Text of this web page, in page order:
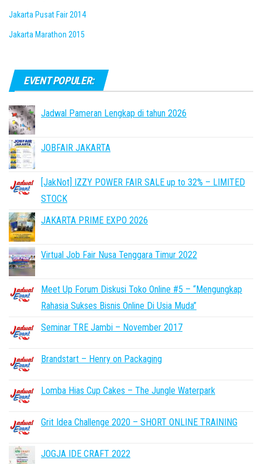
Jakarta Pusat Fair 2014
Jakarta Marathon 2015
EVENT POPULER:
Jadwal Pameran Lengkap di tahun 2026
JOBFAIR JAKARTA
[JakNot] IZZY POWER FAIR SALE up to 32% – LIMITED
STOCK
JAKARTA PRIME EXPO 2026
Virtual Job Fair Nusa Tenggara Timur 2022
Meet Up Forum Diskusi Toko Online #5 – “Mengungkap
Rahasia Sukses Bisnis Online Di Usia Muda”
Seminar TRE Jambi – November 2017
Brandstart – Henry on Packaging
Lomba Hias Cup Cakes – The Jungle Waterpark
Grit Idea Challenge 2020 – SHORT ONLINE TRAINING
JOGJA IDE CRAFT 2022